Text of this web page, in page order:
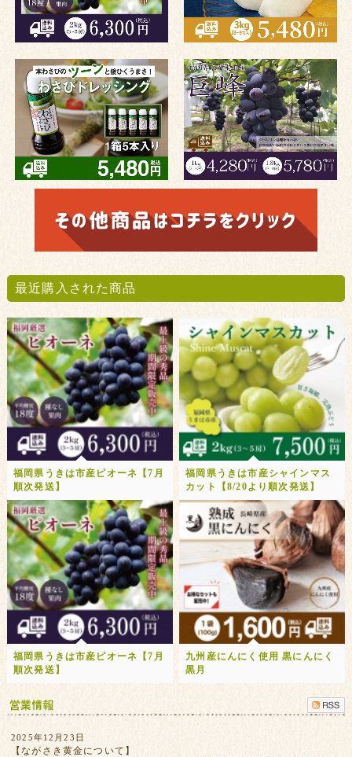
最近購入された商品
福岡県うきは市産ピオーネ【7月
順次発送】
福岡県うきは市産シャインマス
カット【8/20より順次発送】
福岡県うきは市産ピオーネ【7月
順次発送】
九州産にんにく使用 黒にんにく
黒月
2025年12月23日
【ながさき黄金について】